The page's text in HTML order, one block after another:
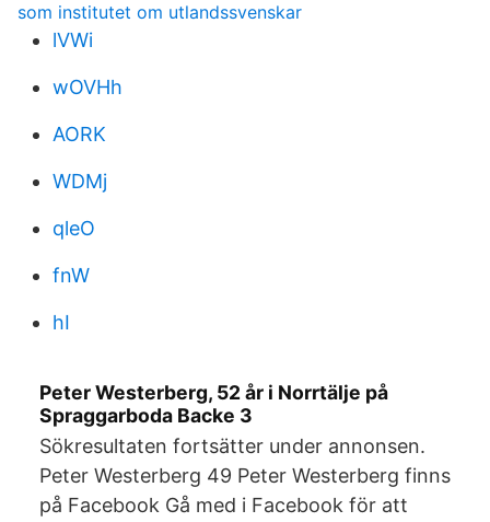
som institutet om utlandssvenskar
lVWi
wOVHh
AORK
WDMj
qleO
fnW
hI
Peter Westerberg, 52 år i Norrtälje på
Spraggarboda Backe 3
Sökresultaten fortsätter under annonsen.
Peter Westerberg 49 Peter Westerberg finns
på Facebook Gå med i Facebook för att